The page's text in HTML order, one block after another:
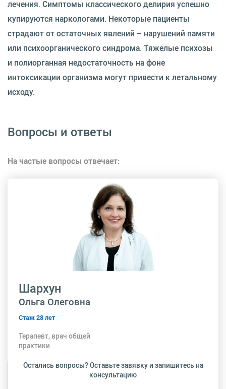
лечения. Симптомы классического делирия успешно
купируются наркологами. Некоторые пациенты
страдают от остаточных явлений – нарушений памяти
или психоорганического синдрома. Тяжелые психозы
и полиорганная недостаточность на фоне
интоксикации организма могут привести к летальному
исходу.
Вопросы и ответы
На частые вопросы отвечает:
Шархун
Ольга Олеговна
Стаж 28 лет
Терапевт, врач общей
практики
Остались вопросы? Оставьте завявку и запишитесь на
консультацию